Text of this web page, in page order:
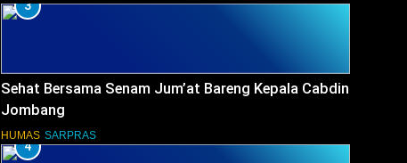
3
Sehat Bersama Senam Jum’at Bareng Kepala Cabdin
Jombang
HUMAS SARPRAS
4